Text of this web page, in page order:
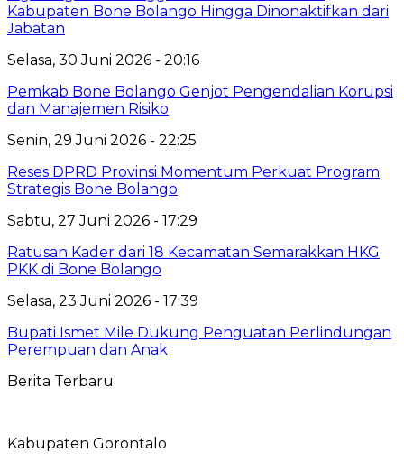
Kabupaten Bone Bolango Hingga Dinonaktifkan dari
Jabatan
Selasa, 30 Juni 2026 - 20:16
Pemkab Bone Bolango Genjot Pengendalian Korupsi
dan Manajemen Risiko
Senin, 29 Juni 2026 - 22:25
Reses DPRD Provinsi Momentum Perkuat Program
Strategis Bone Bolango
Sabtu, 27 Juni 2026 - 17:29
Ratusan Kader dari 18 Kecamatan Semarakkan HKG
PKK di Bone Bolango
Selasa, 23 Juni 2026 - 17:39
Bupati Ismet Mile Dukung Penguatan Perlindungan
Perempuan dan Anak
Berita Terbaru
Kabupaten Gorontalo